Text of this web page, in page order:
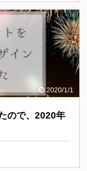
2020/1/1
ので、2020年